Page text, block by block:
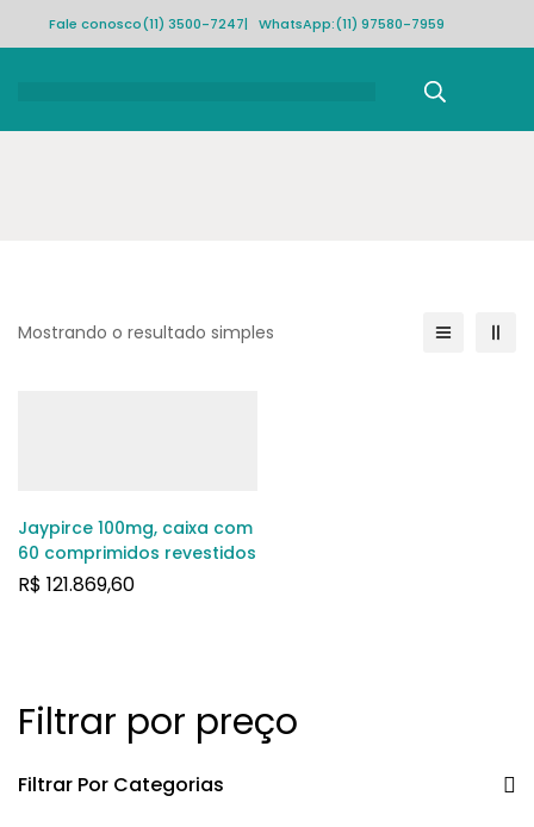
Fale conosco(11) 3500-7247| WhatsApp:(11) 97580-7959
Filtrar por preço
Filtrar Por Categorias
Mostrando o resultado simples
Jaypirce 100mg, caixa com
60 comprimidos revestidos
R$ 121.869,60